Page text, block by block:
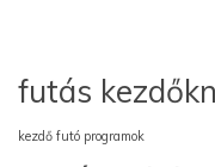
futás
kezdő futó programok